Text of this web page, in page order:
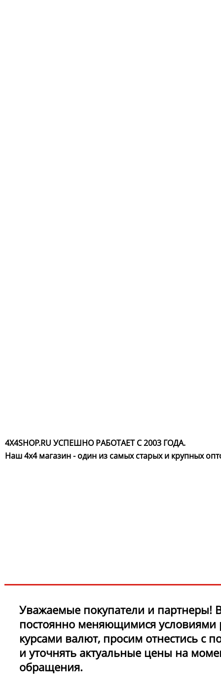
4X4SHOP.RU УСПЕШНО РАБОТАЕТ С 2003 ГОДА.
Наш 4x4 магазин - один из самых старых и крупных
Уважаемые покупатели и партнеры!
постоянно меняющимися условиями
курсами валют, просим отнестись с
и уточнять актуальные цены на
обращения.